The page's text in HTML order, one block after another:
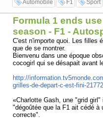
Automobile F1 Sport
Formula 1 ends
season - F1 -
C'est n'importe quoi. Les filles
que de se montrer.
Bienvenu dans une époque
cocogirl qui se désapait avant
http://
grilles-de-depart-c-est-fini-
«Charlotte Gash, une "grid
"dégoûtée que la F1 ait cédé à
correcte".